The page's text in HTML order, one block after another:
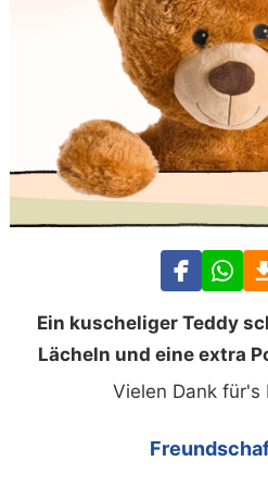
Ein kuscheliger Teddy
Lächeln und eine extra
Vielen Dank für's